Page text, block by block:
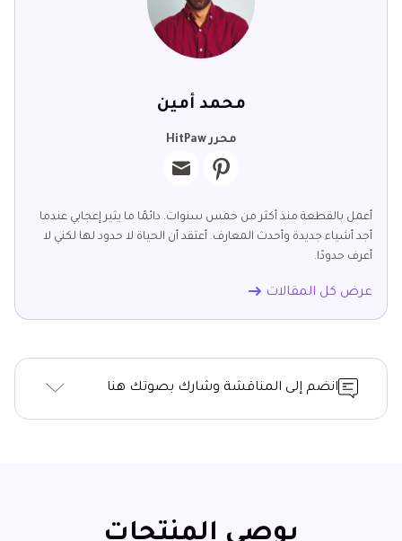
محمد أمين
محرر HitPaw
أعمل بالقطعة منذ أكثر من خمس سنوات. دائمًا ما يثير إعجابي عندما
أجد أشياء جديدة وأحدث المعارف. أعتقد أن الحياة لا حدود لها لكني لا
أعرف حدودًا.
عرض كل المقالات
انضم إلى المناقشة وشارك بصوتك هنا
يوصي المنتجات